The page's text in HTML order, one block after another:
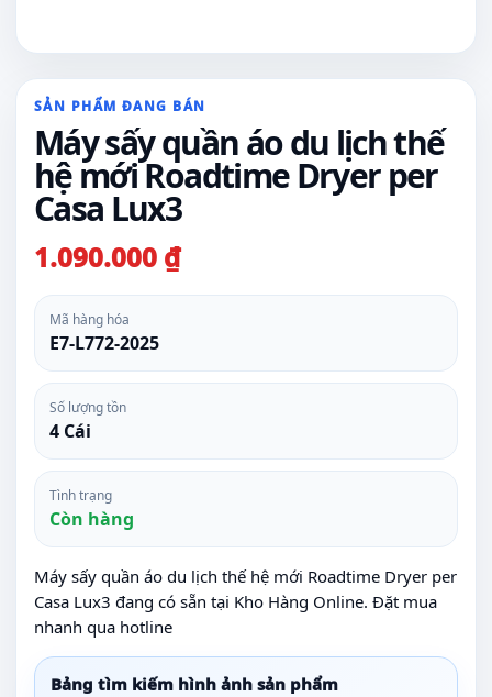
SẢN PHẨM ĐANG BÁN
Máy sấy quần áo du lịch thế
hệ mới Roadtime Dryer per
Casa Lux3
1.090.000 ₫
Mã hàng hóa
E7-L772-2025
Số lượng tồn
4 Cái
Tình trạng
Còn hàng
Máy sấy quần áo du lịch thế hệ mới Roadtime Dryer per
Casa Lux3 đang có sẵn tại Kho Hàng Online. Đặt mua
nhanh qua hotline
Bảng tìm kiếm hình ảnh sản phẩm